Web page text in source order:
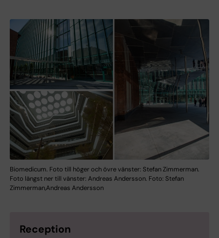
Biomedicum. Foto till höger och övre vänster: Stefan Zimmerman.
Foto längst ner till vänster: Andreas Andersson. Foto: Stefan
Zimmerman,Andreas Andersson
Reception